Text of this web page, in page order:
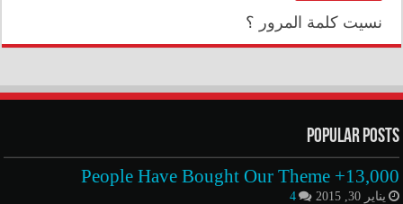
نسيت كلمة المرور ؟
Popular Posts
13,000+ People Have Bought Our Theme
يناير 30, 2015 4